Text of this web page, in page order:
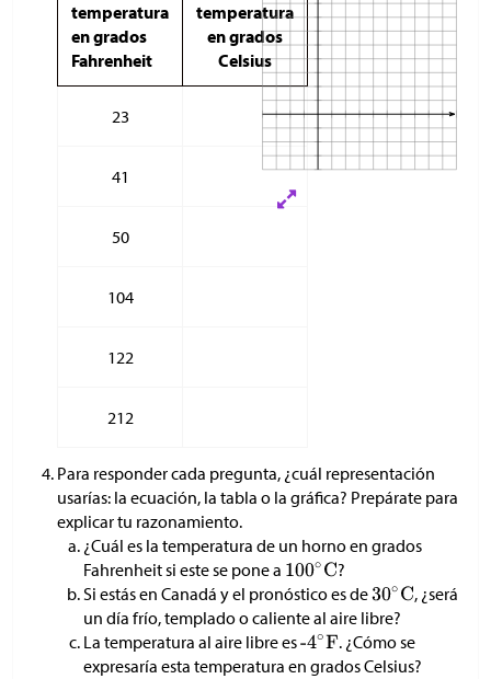
temperatura
en grados
Fahrenheit
temperatura
en grados
Celsius
23
41
50
104
122
212
Para responder cada pregunta, ¿cuál representación
usarías: la ecuación, la tabla o la gráfica? Prepárate para
explicar tu razonamiento.
¿Cuál es la temperatura de un horno en grados
Fahrenheit si este se pone a
?
Si estás en Canadá y el pronóstico es de
, ¿será
un día frío, templado o caliente al aire libre?
La temperatura al aire libre es
. ¿Cómo se
expresaría esta temperatura en grados Celsius?